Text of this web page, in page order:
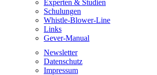
Experten & Studien
Schulungen
Whistle-Blower-Line
Links
Gever-Manual
Newsletter
Datenschutz
Impressum